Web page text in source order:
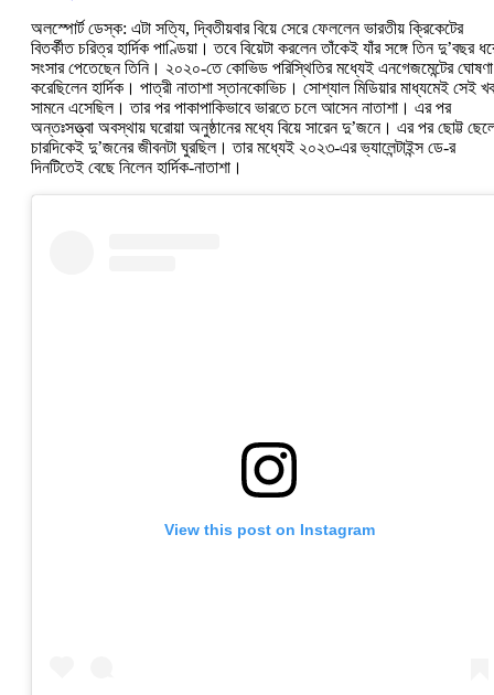
অলস্পোর্ট ডেস্ক: এটা সত্যি, দ্বিতীয়বার বিয়ে সেরে ফেললেন ভারতীয় ক্রিকেটের
বিতর্কীত চরিত্র হার্দিক পাণ্ডিয়া। তবে বিয়েটা করলেন তাঁকেই যাঁর সঙ্গে তিন দু’বছর
সংসার পেতেছেন তিনি। ২০২০-তে কোভিড পরিস্থিতির মধ্যেই এনগেজমেন্টের ঘোষণা
করেছিলেন হার্দিক। পাত্রী নাতাশা স্তানকোভিচ। সোশ্যাল মিডিয়ার মাধ্যমেই সেই
সামনে এসেছিল। তার পর পাকাপাকিভাবে ভারতে চলে আসেন নাতাশা। এর পর
অন্তঃসত্ত্বা অবস্থায় ঘরোয়া অনুষ্ঠানের মধ্যে বিয়ে সারেন দু’জনে। এর পর ছোট্ট
চারদিকেই দু’জনের জীবনটা ঘুরছিল। তার মধ্যেই ২০২৩-এর ভ্যালেন্টাইন্স ডে-র
দিনটিতেই বেছে নিলেন হার্দিক-নাতাশা।
View this post on Instagram